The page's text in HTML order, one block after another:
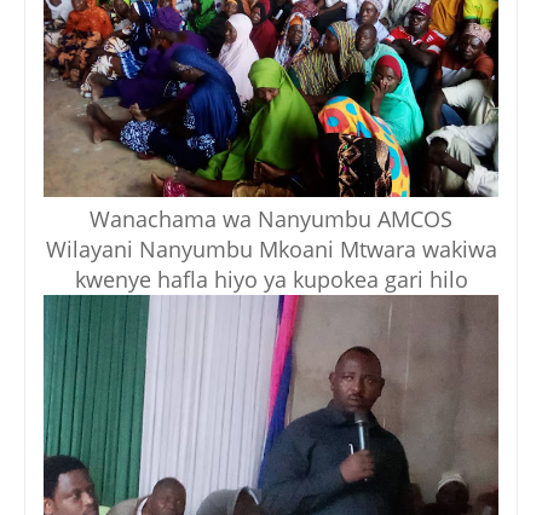
Wanachama wa Nanyumbu AMCOS
Wilayani Nanyumbu Mkoani Mtwara wakiwa
kwenye hafla hiyo ya kupokea gari hilo